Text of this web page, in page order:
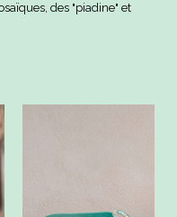
des "piadine" et